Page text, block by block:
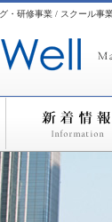
・研修事業 / スクール事